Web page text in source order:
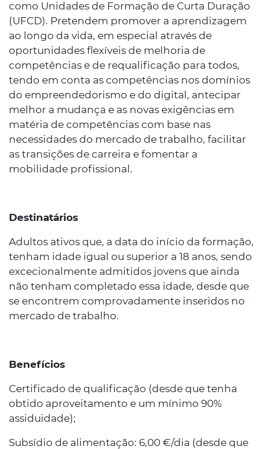
como Unidades de Formação de Curta Duração
(UFCD). Pretendem promover a aprendizagem
ao longo da vida, em especial através de
oportunidades flexíveis de melhoria de
competências e de requalificação para todos,
tendo em conta as competências nos domínios
do empreendedorismo e do digital, antecipar
melhor a mudança e as novas exigências em
matéria de competências com base nas
necessidades do mercado de trabalho, facilitar
as transições de carreira e fomentar a
mobilidade profissional.
Destinatários
Adultos ativos que, a data do início da formação,
tenham idade igual ou superior a 18 anos, sendo
excecionalmente admitidos jovens que ainda
não tenham completado essa idade, desde que
se encontrem comprovadamente inseridos no
mercado de trabalho.
Benefícios
Certificado de qualificação (desde que tenha
obtido aproveitamento e um mínimo 90%
assiduidade);
Subsídio de alimentação: 6,00 €/dia (desde que